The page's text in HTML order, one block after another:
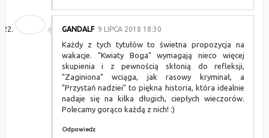
GANDALF 9 LIPCA 2018 18:30
Każdy z tych tytułów to świetna propozycja na
wakacje. "Kwiaty Boga" wymagają nieco więcej
skupienia i z pewnością skłonią do refleksji,
"Zaginiona" wciąga, jak rasowy kryminał, a
"Przystań nadziei" to piękna historia, która idealnie
nadaje się na kilka długich, ciepłych wieczorów.
Polecamy gorąco każdą z nich! :)
Odpowiedz